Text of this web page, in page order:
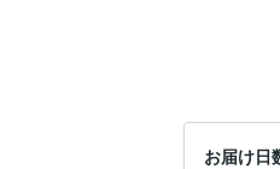
お届け日